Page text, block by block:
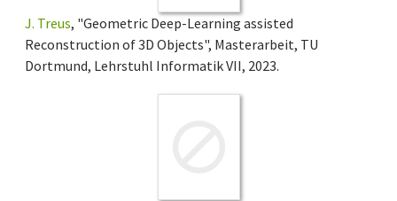
J. Treus, "Geometric Deep-Learning assisted
Reconstruction of 3D Objects", Masterarbeit, TU
Dortmund, Lehrstuhl Informatik VII, 2023.